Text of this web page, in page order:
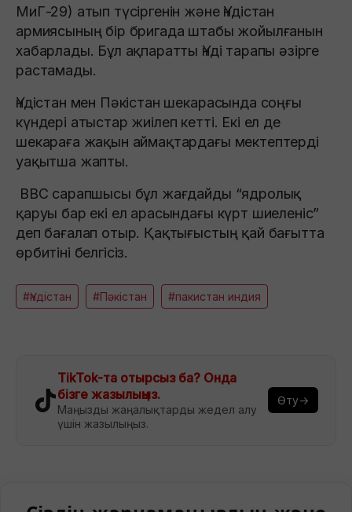
МиГ-29) атып түсіргенін және Үндістан
армиясының бір бригада штабы жойылғанын
хабарлады. Бұл ақпаратты Үнді тарапы әзірге
растамады.
Үндістан мен Пәкістан шекарасында соңғы
күндері атыстар жиілеп кетті. Екі ел де
шекараға жақын аймақтардағы мектептерді
уақытша жапты.
BBC сарапшысы бұл жағдайды “ядролық
қаруы бар екі ел арасындағы күрт шиеленіс”
деп бағалап отыр. Қақтығыстың қай бағытта
өрбитіні белгісіз.
#Үндістан #Пәкістан #пакистан индия
TikTok-та отырсыз ба? Онда
бізге жазылыңыз.
Маңызды жаңалықтарды жедел алу
үшін жазылыңыз.
Өту→